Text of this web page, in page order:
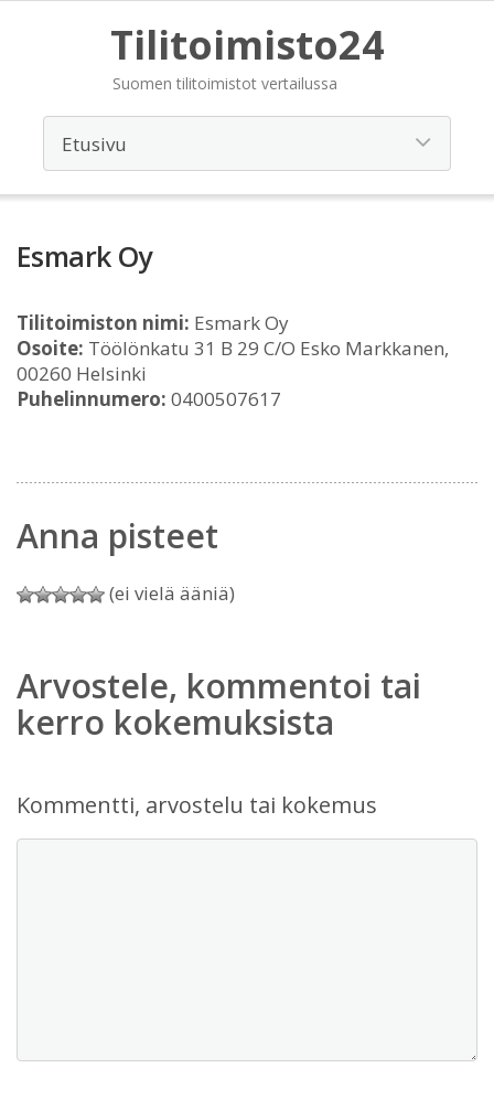
Tilitoimisto24
Suomen tilitoimistot vertailussa
Esmark Oy
Tilitoimiston nimi: Esmark Oy
Osoite: Töölönkatu 31 B 29 C/O Esko Markkanen,
00260 Helsinki
Puhelinnumero: 0400507617
Anna pisteet
(ei vielä ääniä)
Arvostele, kommentoi tai
kerro kokemuksista
Kommentti, arvostelu tai kokemus